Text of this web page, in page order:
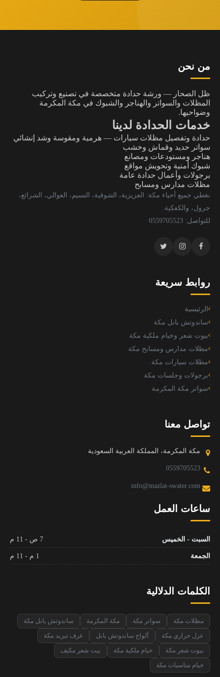
من نحن
ظل الصحار — ورشة حدادة متخصصة في تصنيع وتركيب
المظلات والسواتر والهناجر والشبوك في مكة المكرمة
وضواحيها.
خدمات الحدادة لدينا
حدادة وتفصيل مظلات سيارات — هرمية ومقوسة وشد إنشائي
سواتر حديد وقماش وخشب
هناجر ومستودعات ومصانع
شبوك أمنية وتحويش مواقع
برجولات وأعمال حدادة عامة
مظلات مدارس ومسابح
نغطي جميع أحياء مكة: العزيزية، الشوقية، النسيم، العوالي، الشرائع،
جرول، والكعكية.
للتواصل: 0559705523
روابط سريعة
الرئيسية
ساندوتش بانل مكة
بيوت شعر وخيام ملكية مكة
مظلات مدارس ومسابح مكة
مظلات سيارات مكة
برجولات وجلسات مكة
سواتر مكة المكرمة
تواصل معنا
مكة المكرمة، المملكة العربية السعودية
0559705523
info@mazlat-swater.com
ساعات العمل
السبت - الخميس 7 ص - 11 م
الجمعة 1 م - 11 م
الكلمات الدلالية
مظلات مكة سواتر مكة مكة المكرمة
ساندوتش بانل مكة
عزل حراري مكة
ألواح ساندوتش بانل
غرف تبريد مكة
بيوت شعر مكة
خيام ملكية مكة
بيت شعر مكيف
خيام مناسبات مكة